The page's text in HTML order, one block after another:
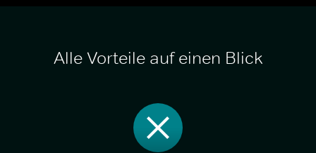
Alle Vorteile auf einen Blick